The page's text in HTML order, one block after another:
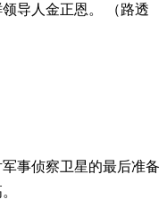
导人金正恩。 （路透
事侦察卫星的最后准备